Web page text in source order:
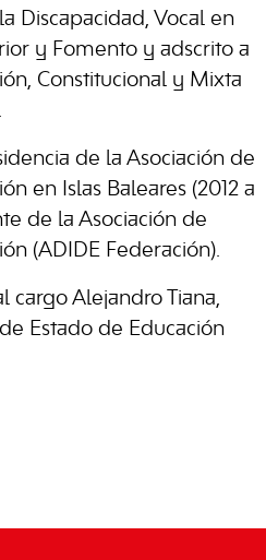
Discapacidad, Vocal en
y Fomento y adscrito a
Constitucional y Mixta
de la Asociación de
en Islas Baleares (2012 a
de la Asociación de
(ADIDE Federación).
cargo Alejandro Tiana,
Estado de Educación